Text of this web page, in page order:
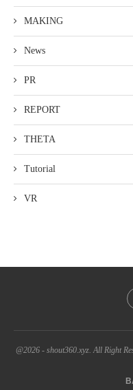
MAKING
News
PR
REPORT
THETA
Tutorial
VR
@2026 - shout360.xyz. All Right